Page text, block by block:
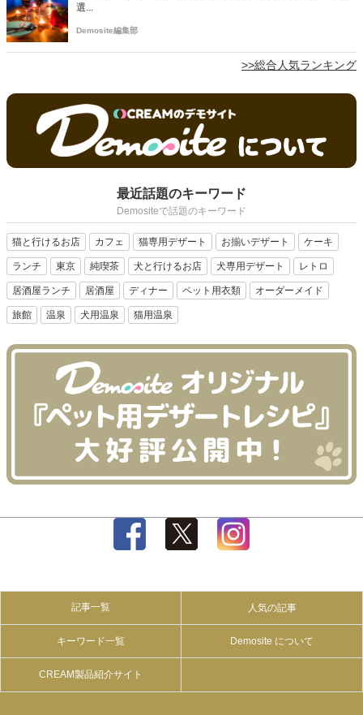
選...
Demosite編集部
>>総合人気ランキング
最近話題のキーワード
Demositeで話題のキーワード
猫と行けるお店 カフェ 猫専用デザート お揃いデザート ケーキ
ランチ 東京 純喫茶 犬と行けるお店 犬専用デザート レトロ
居酒屋ランチ 居酒屋 ディナー ペット用衣類 オーダーメイド
旅館 温泉 犬用温泉 猫用温泉
記事一覧 人気の記事
キーワード一覧 Demosite について
CREAM製品紹介サイト